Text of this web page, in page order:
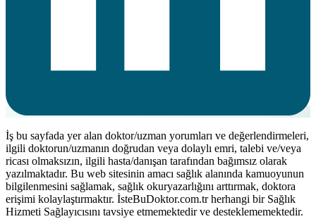
İş bu sayfada yer alan doktor/uzman yorumları ve değerlendirmeleri,
ilgili doktorun/uzmanın doğrudan veya dolaylı emri, talebi ve/veya
ricası olmaksızın, ilgili hasta/danışan tarafından bağımsız olarak
yazılmaktadır. Bu web sitesinin amacı sağlık alanında kamuoyunun
bilgilenmesini sağlamak, sağlık okuryazarlığını arttırmak, doktora
erişimi kolaylaştırmaktır. İsteBuDoktor.com.tr herhangi bir Sağlık
Hizmeti Sağlayıcısını tavsiye etmemektedir ve desteklememektedir.